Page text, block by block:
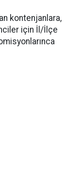
kontenjanlara,
için İl/İlçe